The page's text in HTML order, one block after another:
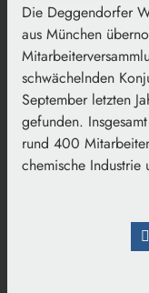
Die Deggendorfer
aus München
schwächelnden
September letzten
gefunden.
rund 400
chemische